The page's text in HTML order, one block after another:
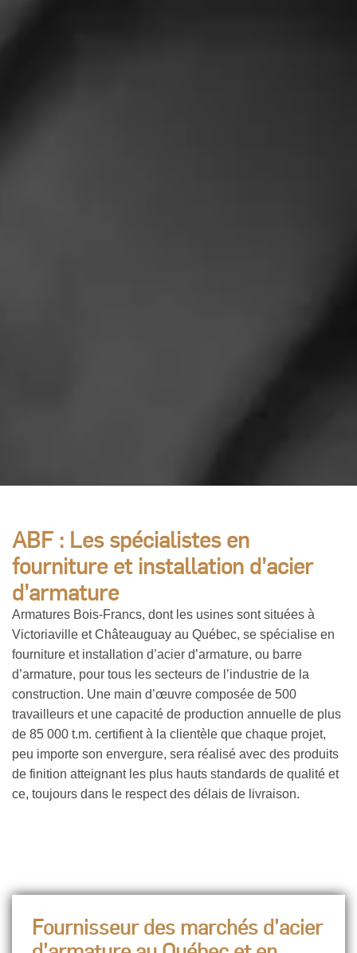
ABF : Les spécialistes en
fourniture et installation d’acier
d’armature
Armatures Bois-Francs, dont les usines sont situées à
Victoriaville et Châteauguay au Québec, se spécialise en
fourniture et installation d’acier d’armature, ou barre
d’armature, pour tous les secteurs de l’industrie de la
construction. Une main d’œuvre composée de 500
travailleurs et une capacité de production annuelle de plus
de 85 000 t.m. certifient à la clientèle que chaque projet,
peu importe son envergure, sera réalisé avec des produits
de finition atteignant les plus hauts standards de qualité et
ce, toujours dans le respect des délais de livraison.
Fournisseur des marchés d’acier